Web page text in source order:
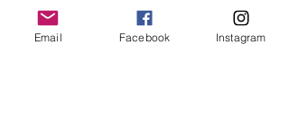
JOIN OUR MAILING LIST
Email Facebook Instagram